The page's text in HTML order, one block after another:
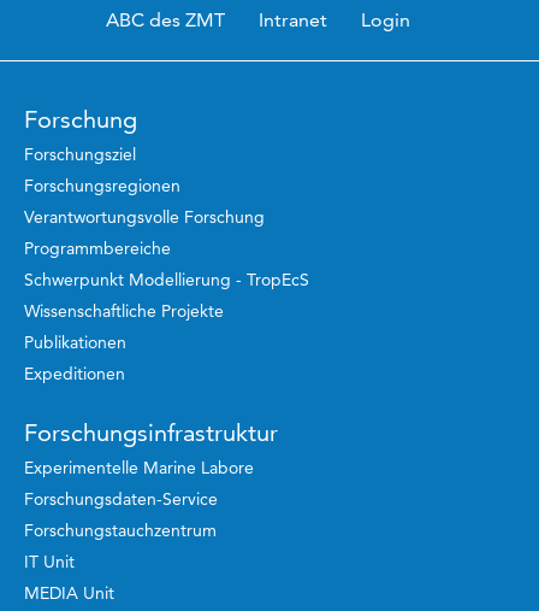
ABC des ZMT
Intranet Login
Forschung
Forschungsziel
Forschungsregionen
Verantwortungsvolle Forschung
Programmbereiche
Schwerpunkt Modellierung - TropEcS
Wissenschaftliche Projekte
Publikationen
Expeditionen
Forschungsinfrastruktur
Experimentelle Marine Labore
Forschungsdaten-Service
Forschungstauchzentrum
IT Unit
MEDIA Unit